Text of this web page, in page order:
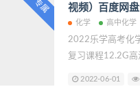
结构的变与不变
卷.pdf 专属绝密
破解高中化学“实
视频）百度网
化学 高中化学
2022乐学高考化
复习课程12.2G
2022-06-01